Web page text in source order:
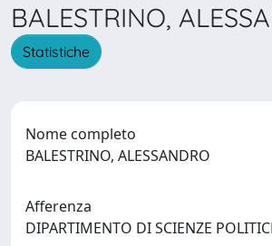
BALESTRINO,
Statistiche
Nome completo
BALESTRINO, ALESSANDRO
Afferenza
DIPARTIMENTO DI SCIENZE